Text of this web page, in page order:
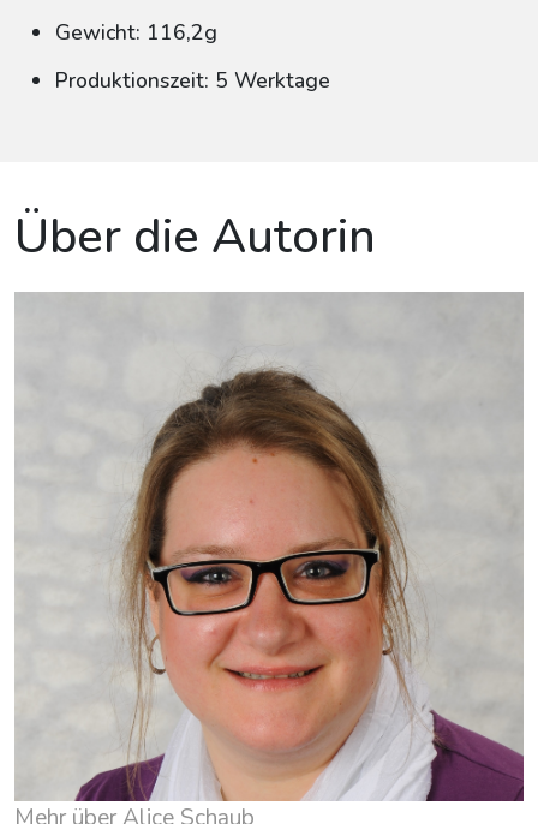
Gewicht: 116,2g
Produktionszeit: 5 Werktage
Über die Autorin